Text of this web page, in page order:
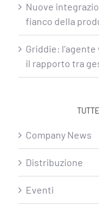
Nuove
fianco della
Griddie:
il rapporto tra
Company News
Distribuzione
Eventi